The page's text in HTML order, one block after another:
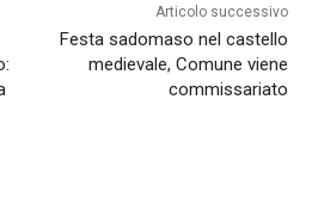
Articolo successivo
Festa sadomaso nel castello
medievale, Comune viene
commissariato